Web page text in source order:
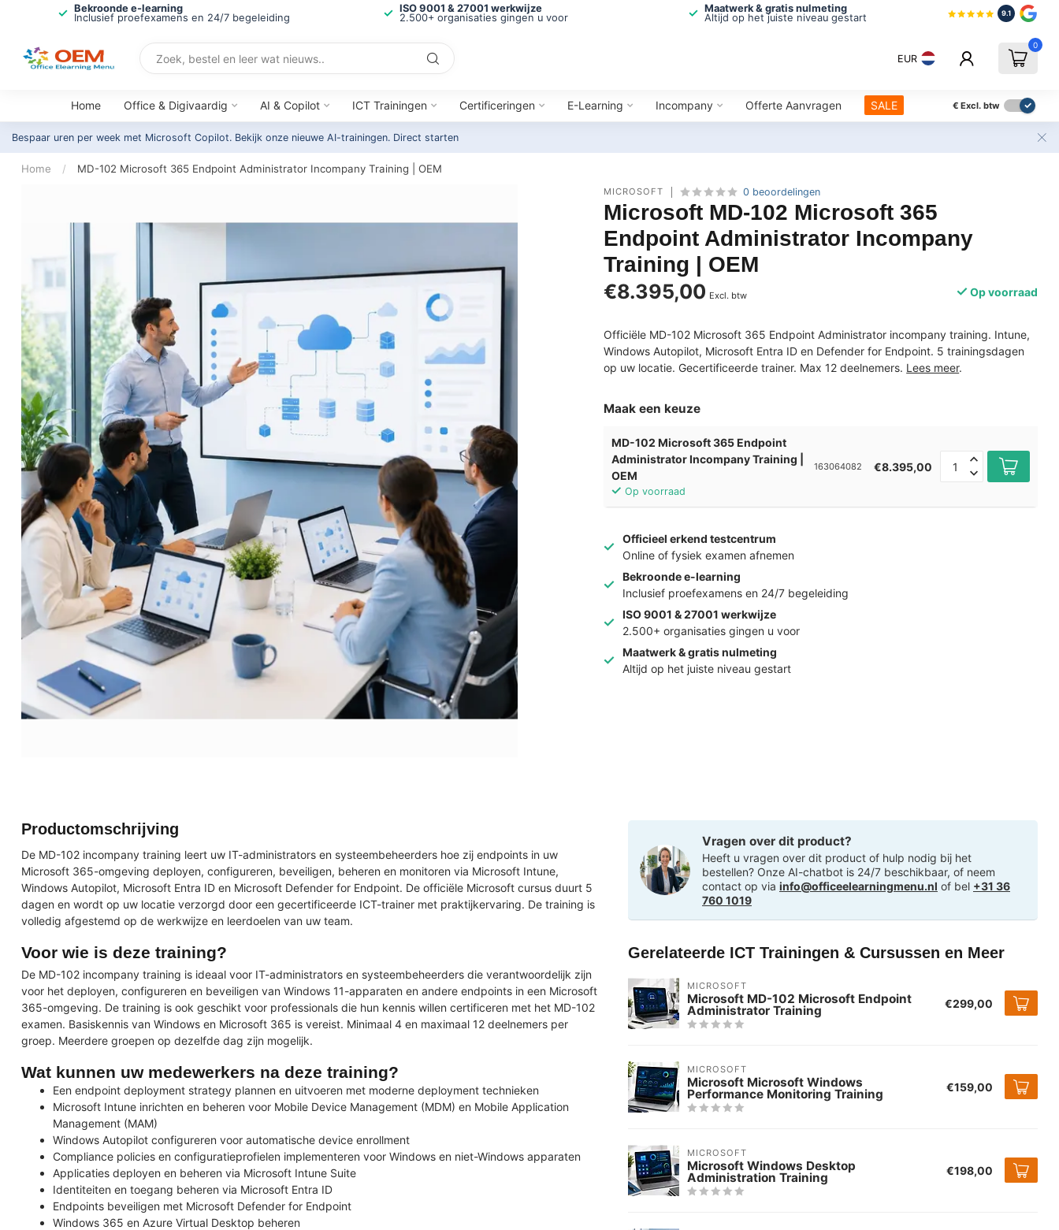
Bekroonde e-learning
Inclusief proefexamens en 24/7 begeleiding
ISO 9001 & 27001 werkwijze
2.500+ organisaties gingen u voor
Maatwerk & gratis nulmeting
Altijd op het juiste niveau gestart
9.1
EUR
0
Home Office & Digivaardig AI & Copilot ICT Trainingen Certificeringen E-Learning Incompany Offerte Aanvragen SALE € Excl. btw
Bespaar uren per week met Microsoft Copilot. Bekijk onze nieuwe AI-trainingen. Direct starten
Home / MD-102 Microsoft 365 Endpoint Administrator Incompany Training | OEM
MICROSOFT 0 beoordelingen
Microsoft MD-102 Microsoft 365
Endpoint Administrator Incompany
Training | OEM
€8.395,00 Excl. btw Op voorraad
Officiële MD-102 Microsoft 365 Endpoint Administrator incompany training. Intune,
Windows Autopilot, Microsoft Entra ID en Defender for Endpoint. 5 trainingsdagen
op uw locatie. Gecertificeerde trainer. Max 12 deelnemers. Lees meer.
Maak een keuze
MD-102 Microsoft 365 Endpoint
Administrator Incompany Training |
OEM
Op voorraad
163064082 €8.395,00
Officieel erkend testcentrum
Online of fysiek examen afnemen
Bekroonde e-learning
Inclusief proefexamens en 24/7 begeleiding
ISO 9001 & 27001 werkwijze
2.500+ organisaties gingen u voor
Maatwerk & gratis nulmeting
Altijd op het juiste niveau gestart
Productomschrijving
De MD-102 incompany training leert uw IT-administrators en systeembeheerders hoe zij endpoints in uw
Microsoft 365-omgeving deployen, configureren, beveiligen, beheren en monitoren via Microsoft Intune,
Windows Autopilot, Microsoft Entra ID en Microsoft Defender for Endpoint. De officiële Microsoft cursus duurt 5
dagen en wordt op uw locatie verzorgd door een gecertificeerde ICT-trainer met praktijkervaring. De training is
volledig afgestemd op de werkwijze en leerdoelen van uw team.
Voor wie is deze training?
De MD-102 incompany training is ideaal voor IT-administrators en systeembeheerders die verantwoordelijk zijn
voor het deployen, configureren en beveiligen van Windows 11-apparaten en andere endpoints in een Microsoft
365-omgeving. De training is ook geschikt voor professionals die hun kennis willen certificeren met het MD-102
examen. Basiskennis van Windows en Microsoft 365 is vereist. Minimaal 4 en maximaal 12 deelnemers per
groep. Meerdere groepen op dezelfde dag zijn mogelijk.
Wat kunnen uw medewerkers na deze training?
Een endpoint deployment strategy plannen en uitvoeren met moderne deployment technieken
Microsoft Intune inrichten en beheren voor Mobile Device Management (MDM) en Mobile Application
Management (MAM)
Windows Autopilot configureren voor automatische device enrollment
Compliance policies en configuratieprofielen implementeren voor Windows en niet-Windows apparaten
Applicaties deployen en beheren via Microsoft Intune Suite
Identiteiten en toegang beheren via Microsoft Entra ID
Endpoints beveiligen met Microsoft Defender for Endpoint
Windows 365 en Azure Virtual Desktop beheren
Vragen over dit product?
Heeft u vragen over dit product of hulp nodig bij het
bestellen? Onze AI-chatbot is 24/7 beschikbaar, of neem
contact op via info@officeelearningmenu.nl of bel +31 36
760 1019
Gerelateerde ICT Trainingen & Cursussen en Meer
MICROSOFT
Microsoft MD-102 Microsoft Endpoint
Administrator Training €299,00
MICROSOFT
Microsoft Microsoft Windows
Performance Monitoring Training €159,00
MICROSOFT
Microsoft Windows Desktop
Administration Training €198,00